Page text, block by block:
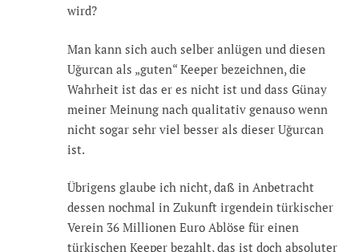
wird?
Man kann sich auch selber anlügen und diesen
Uğurcan als „guten“ Keeper bezeichnen, die
Wahrheit ist das er es nicht ist und dass Günay
meiner Meinung nach qualitativ genauso wenn
nicht sogar sehr viel besser als dieser Uğurcan
ist.
Übrigens glaube ich nicht, daß in Anbetracht
dessen nochmal in Zukunft irgendein türkischer
Verein 36 Millionen Euro Ablöse für einen
türkischen Keeper bezahlt, das ist doch absoluter